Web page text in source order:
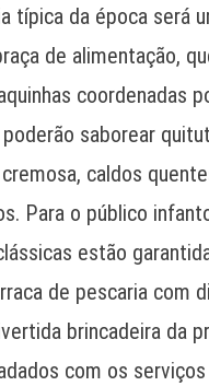
típica da época será
de alimentação,
coordenadas
saborear
caldos
Para o público
estão
de pescaria com
brincadeira da
com os